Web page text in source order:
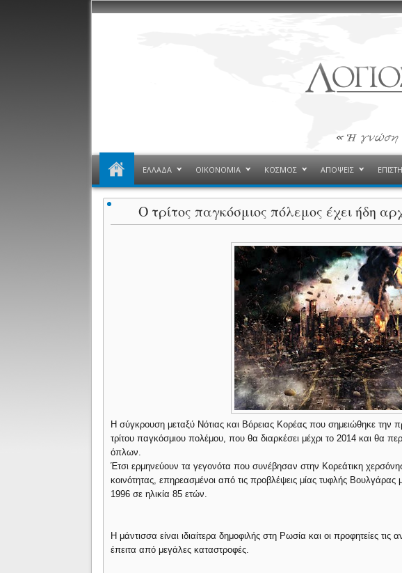
ΕΛΛΑΔΑ ΟΙΚΟΝΟΜΙΑ ΚΟΣΜΟΣ ΑΠΟΨΕΙΣ
Ο τρίτος παγκόσμιος πόλεμος έχει ήδη
Η σύγκρουση μεταξύ Νότιας και Βόρειας Κορέας που σημειώθηκε την
τρίτου παγκόσμιου πολέμου, που θα διαρκέσει μέχρι το 2014 και θα
όπλων.
Έτσι ερμηνεύουν τα γεγονότα που συνέβησαν στην Κορεάτικη
κοινότητας, επηρεασμένοι από τις προβλέψεις μίας τυφλής Βουλγάρας
1996 σε ηλικία 85 ετών.
Η μάντισσα είναι ιδιαίτερα δημοφιλής στη Ρωσία και οι προφητείες
έπειτα από μεγάλες καταστροφές.